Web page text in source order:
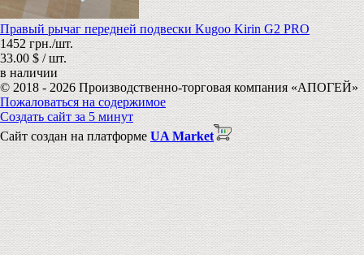
Правый рычаг передней подвески Kugoo Kirin G2 PRO
1452 грн./шт.
33.00 $ / шт.
в наличии
© 2018 - 2026 Производственно-торговая компания «АПОГЕЙ»
Пожаловаться на содержимое
Создать сайт за 5 минут
Сайт создан на платформе UA Market